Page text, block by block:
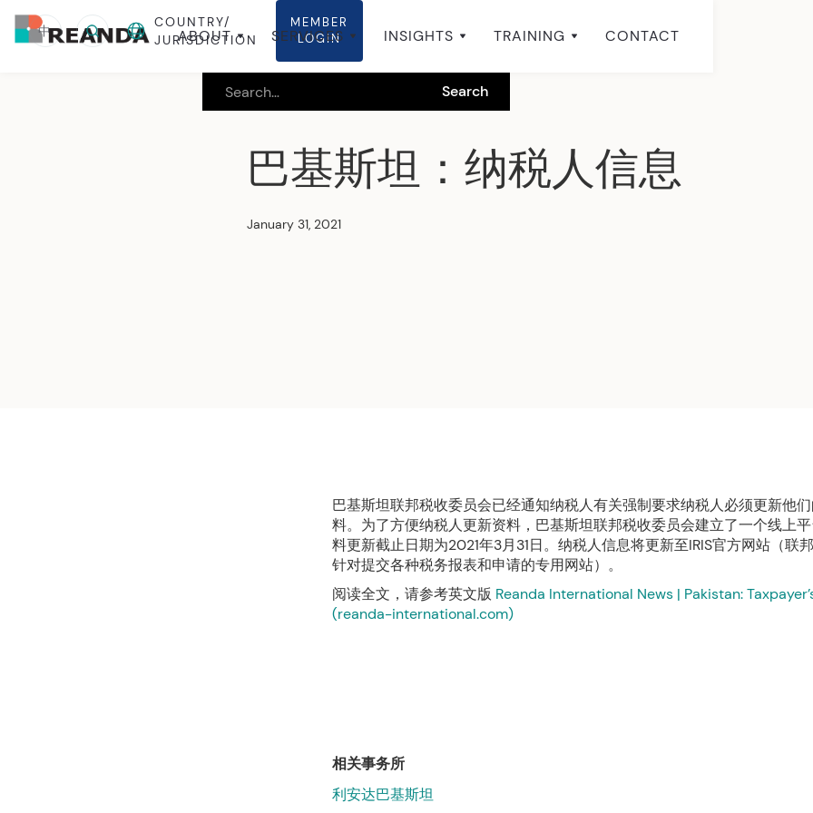
ABOUT SERVICES INSIGHTS TRAINING CONTACT
中
COUNTRY/
JURISDICTION
MEMBER
LOGIN
巴基斯坦：纳税人信息
January 31, 2021
巴基斯坦联邦税收委员会已经通知纳税人有关强制要求纳税人必须更新他
料。为了方便纳税人更新资料，巴基斯坦联邦税收委员会建立了一个线上
料更新截止日期为2021年3月31日。纳税人信息将更新至IRIS官方网站（联
针对提交各种税务报表和申请的专用网站）。
阅读全文，请参考英文版 Reanda International News | Pakistan:
(reanda-international.com)
相关事务所
利安达巴基斯坦